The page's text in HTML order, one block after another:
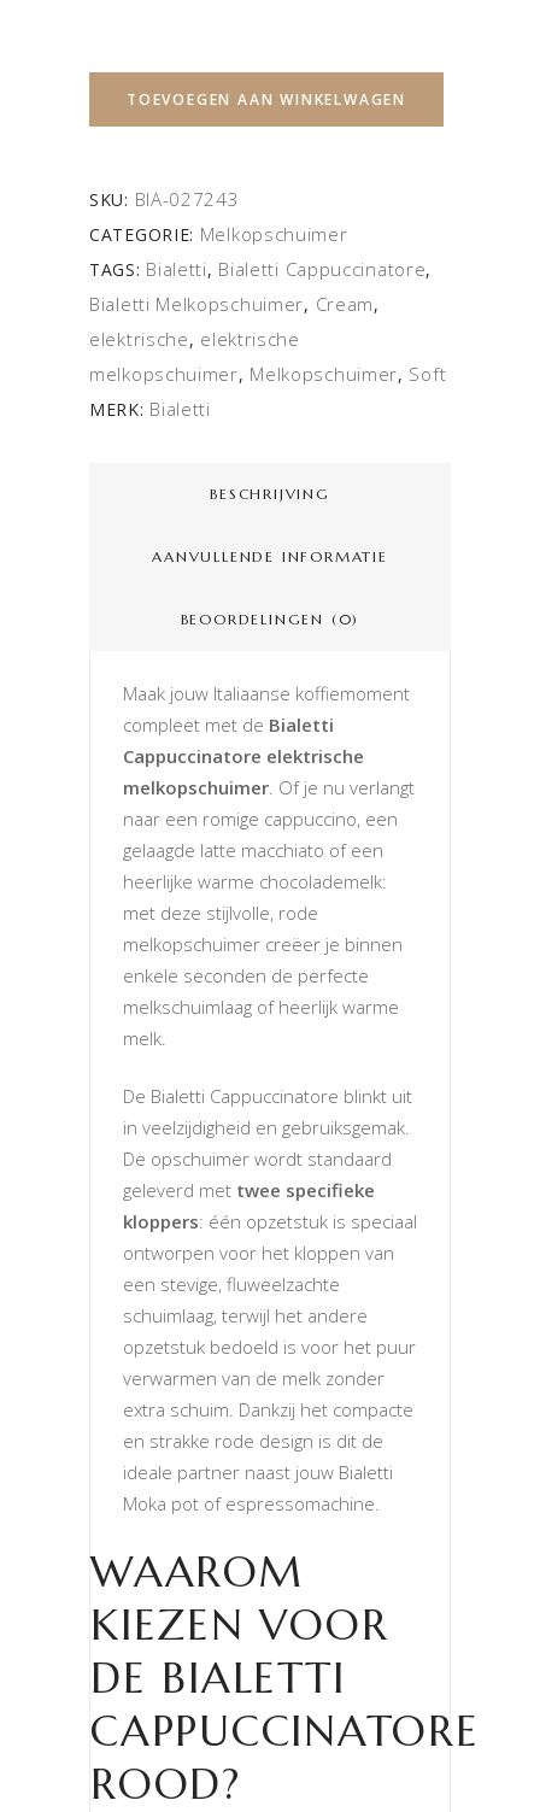
TOEVOEGEN AAN WINKELWAGEN
SKU: BIA-027243
CATEGORIE: Melkopschuimer
TAGS: Bialetti, Bialetti Cappuccinatore,
Bialetti Melkopschuimer, Cream,
elektrische, elektrische
melkopschuimer, Melkopschuimer, Soft
MERK: Bialetti
BESCHRIJVING
AANVULLENDE INFORMATIE
BEOORDELINGEN (0)
Maak jouw Italiaanse koffiemoment
compleet met de Bialetti
Cappuccinatore elektrische
melkopschuimer. Of je nu verlangt
naar een romige cappuccino, een
gelaagde latte macchiato of een
heerlijke warme chocolademelk:
met deze stijlvolle, rode
melkopschuimer creëer je binnen
enkele seconden de perfecte
melkschuimlaag of heerlijk warme
melk.
De Bialetti Cappuccinatore blinkt uit
in veelzijdigheid en gebruiksgemak.
De opschuimer wordt standaard
geleverd met twee specifieke
kloppers: één opzetstuk is speciaal
ontworpen voor het kloppen van
een stevige, fluweelzachte
schuimlaag, terwijl het andere
opzetstuk bedoeld is voor het puur
verwarmen van de melk zonder
extra schuim. Dankzij het compacte
en strakke rode design is dit de
ideale partner naast jouw Bialetti
Moka pot of espressomachine.
WAAROM
KIEZEN VOOR
DE BIALETTI
CAPPUCCINATORE
ROOD?